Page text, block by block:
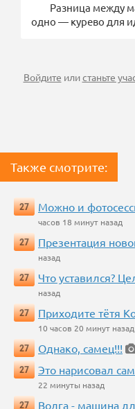
Разница между
одно — курево для
Войдите илистаньте
Также смотрите:
27 Можно и
часов 18 минут назад
27
Презентация
назад
27
Что уставился?
назад
27
Приходите тётя
10 часов 20 минут назад
27
Однако, самец!!!
27
Это нарисовал
22 минуты назад
27
Волга - машина